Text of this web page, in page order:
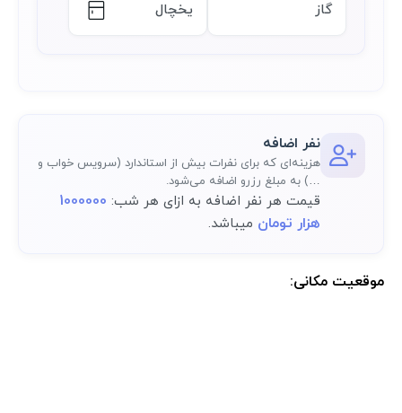
گاز یخچال
نفر اضافه
هزینه‌ای که برای نفرات بیش از استاندارد (سرویس خواب و
…) به مبلغ رزرو اضافه می‌شود.
قیمت هر نفر اضافه به ازای هر شب:
هزار تومان میباشد.
موقعیت مکانی: